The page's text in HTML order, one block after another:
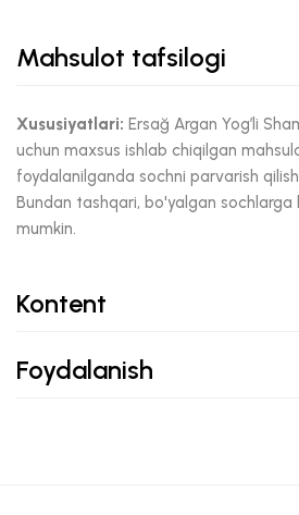
Mahsulot tafsilogi
Xususiyatlari: Ersağ Argan Yog’li
uchun maxsus ishlab chiqilgan
foydalanilganda sochni parvarish
Bundan tashqari, bo'yalgan sochlarga
mumkin.
Kontent
Foydalanish